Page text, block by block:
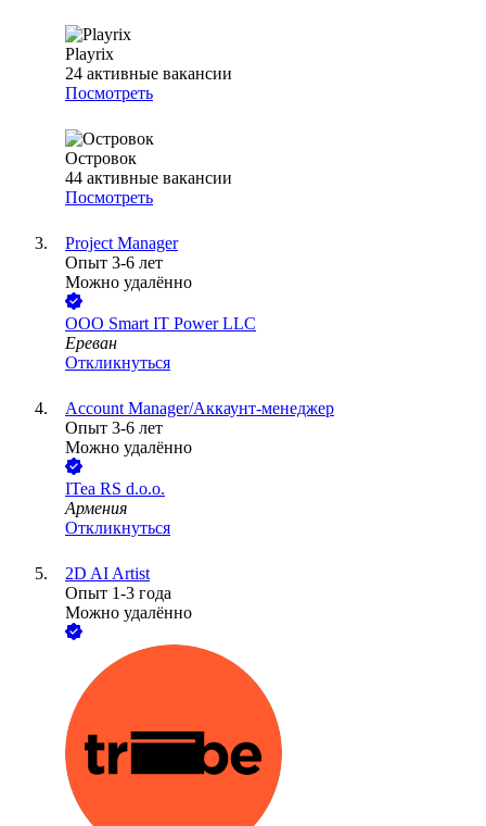
Playrix
24 активные вакансии
Посмотреть
Островок
44 активные вакансии
Посмотреть
Project Manager
Опыт 3-6 лет
Можно удалённо
ООО Smart IT Power LLC
Ереван
Откликнуться
Account Manager/Аккаунт-менеджер
Опыт 3-6 лет
Можно удалённо
ITea RS d.o.o.
Армения
Откликнуться
2D AI Artist
Опыт 1-3 года
Можно удалённо